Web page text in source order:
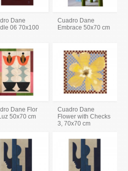
Dane
06 70x100
Cuadro Dane
Embrace 50x70 cm
Dane Flor
50x70 cm
Cuadro Dane
Flower with Checks
3, 70x70 cm